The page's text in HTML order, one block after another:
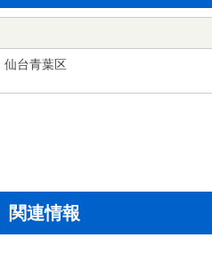
仙台青葉区
関連情報